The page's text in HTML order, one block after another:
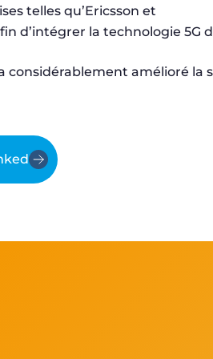
telles qu’Ericsson et
d’intégrer la technologie 5G
considérablement amélioré la